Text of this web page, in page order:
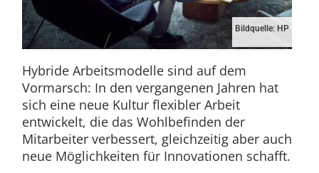
Bildquelle: HP
Hybride Arbeitsmodelle sind auf dem
Vormarsch: In den vergangenen Jahren hat
sich eine neue Kultur flexibler Arbeit
entwickelt, die das Wohlbefinden der
Mitarbeiter verbessert, gleichzeitig aber auch
neue Möglichkeiten für Innovationen schafft.